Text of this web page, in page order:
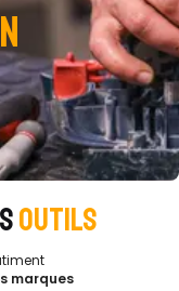
OUTILS
marques